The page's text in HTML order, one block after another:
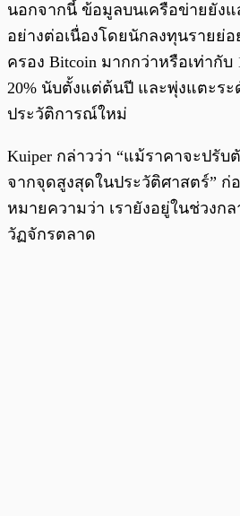
นอกจากนี้ ข้อมูลบนเครือข่ายยังแ
อย่างต่อเนื่องโดยนักลงทุนรายย่
ครอง Bitcoin มากกว่าหรือเท่ากับ
20% นับตั้งแต่ต้นปี และพุ่งแตะระ
ประวัติการณ์ใหม่
Kuiper กล่าวว่า “แม้ราคาจะปรั
จากจุดสูงสุดในประวัติศาสตร์” ก่
หมายความว่า เรายังอยู่ในช่วงก
วัฏจักรตลาด